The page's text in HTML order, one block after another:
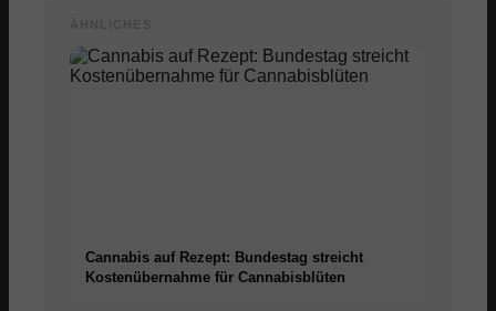
Cannabis auf Rezept: Bundestag streicht
Kostenübernahme für Cannabisblüten